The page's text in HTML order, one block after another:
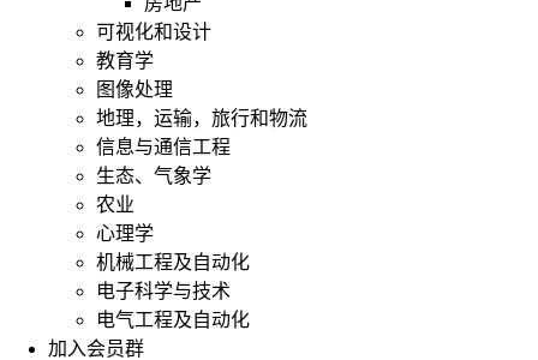
可视化和设计
教育学
图像处理
地理，运输，旅行和物流
信息与通信工程
生态、气象学
农业
心理学
机械工程及自动化
电子科学与技术
电气工程及自动化
加入会员群